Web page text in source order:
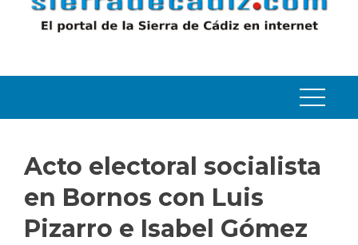
Acto electoral socialista
en Bornos con Luis
Pizarro e Isabel Gómez